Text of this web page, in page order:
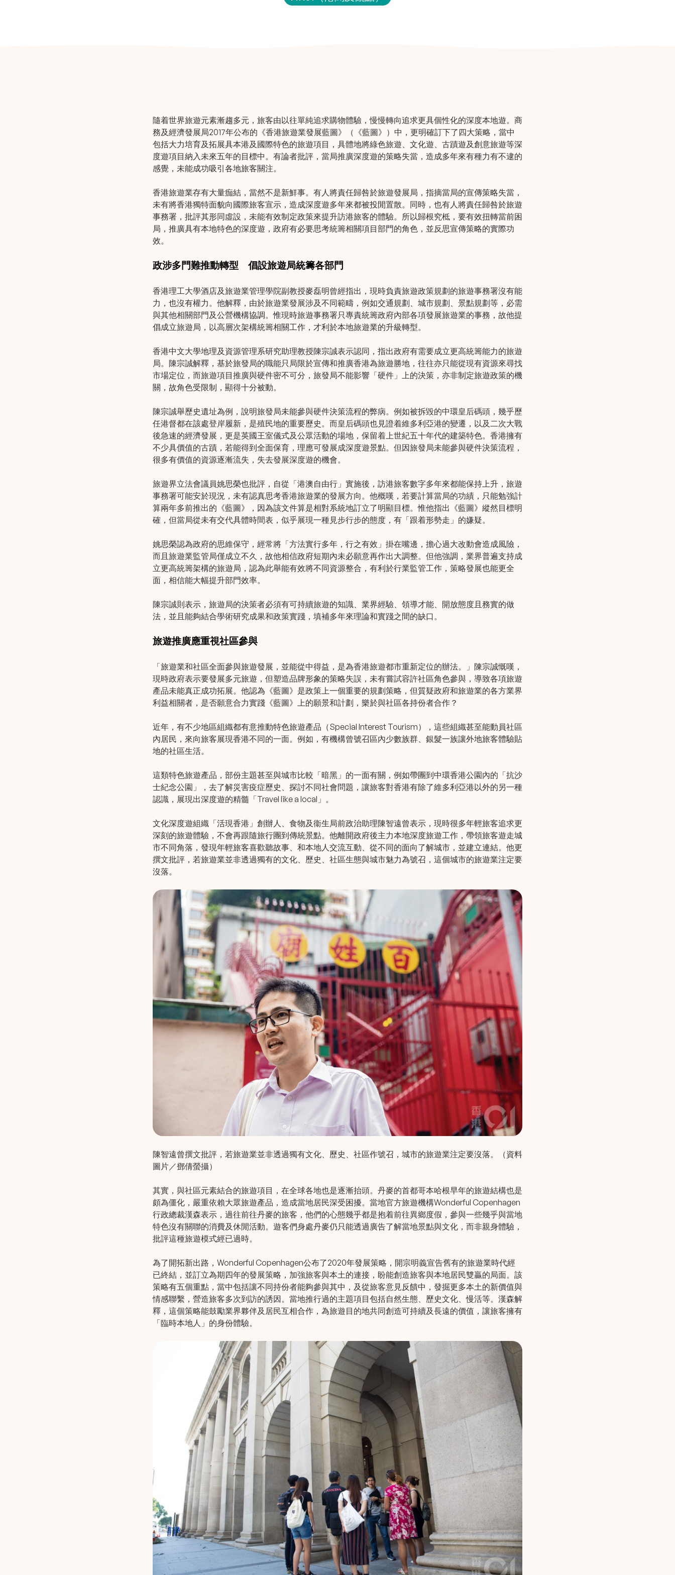
隨着世界旅遊元素漸趨多元，旅客由以往單純追求購物體驗，慢慢轉向追求更具個性化的深度本地遊。商
務及經濟發展局2017年公布的《香港旅遊業發展藍圖》（《藍圖》）中，更明確訂下了四大策略，當中
包括大力培育及拓展具本港及國際特色的旅遊項目，具體地將綠色旅遊、文化遊、古蹟遊及創意旅遊等深
度遊項目納入未來五年的目標中。有論者批評，當局推廣深度遊的策略失當，造成多年來有種力有不逮的
感覺，未能成功吸引各地旅客關注。
香港旅遊業存有大量痂結，當然不是新鮮事。有人將責任歸咎於旅遊發展局，指摘當局的宣傳策略失當，
未有將香港獨特面貌向國際旅客宣示，造成深度遊多年來都被投閒置散。同時，也有人將責任歸咎於旅遊
事務署，批評其形同虛設，未能有效制定政策來提升訪港旅客的體驗。所以歸根究柢，要有效扭轉當前困
局，推廣具有本地特色的深度遊，政府有必要思考統籌相關項目部門的角色，並反思宣傳策略的實際功
效。
政涉多門難推動轉型 倡設旅遊局統籌各部門
香港理工大學酒店及旅遊業管理學院副教授麥磊明曾經指出，現時負責旅遊政策規劃的旅遊事務署沒有能
力，也沒有權力。他解釋，由於旅遊業發展涉及不同範疇，例如交通規劃、城市規劃、景點規劃等，必需
與其他相關部門及公營機構協調。惟現時旅遊事務署只專責統籌政府內部各項發展旅遊業的事務，故他提
倡成立旅遊局，以高層次架構統籌相關工作，才利於本地旅遊業的升級轉型。
香港中文大學地理及資源管理系研究助理教授陳宗誠表示認同，指出政府有需要成立更高統籌能力的旅遊
局。陳宗誠解釋，基於旅發局的職能只局限於宣傳和推廣香港為旅遊勝地，往往亦只能從現有資源來尋找
市場定位，而旅遊項目推廣與硬件密不可分，旅發局不能影響「硬件」上的決策，亦非制定旅遊政策的機
關，故角色受限制，顯得十分被動。
陳宗誠舉歷史遺址為例，說明旅發局未能參與硬件決策流程的弊病。例如被拆毀的中環皇后碼頭，幾乎歷
任港督都在該處登岸履新，是殖民地的重要歷史。而皇后碼頭也見證着維多利亞港的變遷，以及二次大戰
後急速的經濟發展，更是英國王室儀式及公眾活動的場地，保留着上世紀五十年代的建築特色。香港擁有
不少具價值的古蹟，若能得到全面保育，理應可發展成深度遊景點。但因旅發局未能參與硬件決策流程，
很多有價值的資源逐漸流失，失去發展深度遊的機會。
旅遊界立法會議員姚思榮也批評，自從「港澳自由行」實施後，訪港旅客數字多年來都能保持上升，旅遊
事務署可能安於現況，未有認真思考香港旅遊業的發展方向。他概嘆，若要計算當局的功績，只能勉強計
算兩年多前推出的《藍圖》，因為該文件算是相對系統地訂立了明顯目標。惟他指出《藍圖》縱然目標明
確，但當局從未有交代具體時間表，似乎展現一種見步行步的態度，有「跟着形勢走」的嫌疑。
姚思榮認為政府的思維保守，經常將「方法實行多年，行之有效」掛在嘴邊，擔心過大改動會造成風險，
而且旅遊業監管局僅成立不久，故他相信政府短期內未必願意再作出大調整。但他強調，業界普遍支持成
立更高統籌架構的旅遊局，認為此舉能有效將不同資源整合，有利於行業監管工作，策略發展也能更全
面，相信能大幅提升部門效率。
陳宗誠則表示，旅遊局的決策者必須有可持續旅遊的知識、業界經驗、領導才能、開放態度且務實的做
法，並且能夠結合學術研究成果和政策實踐，填補多年來理論和實踐之間的缺口。
旅遊推廣應重視社區參與
「旅遊業和社區全面參與旅遊發展，並能從中得益，是為香港旅遊都市重新定位的辦法。」陳宗誠慨嘆，
現時政府表示要發展多元旅遊，但塑造品牌形象的策略失誤，未有嘗試容許社區角色參與，導致各項旅遊
產品未能真正成功拓展。他認為《藍圖》是政策上一個重要的規劃策略，但質疑政府和旅遊業的各方業界
利益相關者，是否願意合力實踐《藍圖》上的願景和計劃，樂於與社區各持份者合作？
近年，有不少地區組織都有意推動特色旅遊產品（Special Interest Tourism），這些組織甚至能動員社區
內居民，來向旅客展現香港不同的一面。例如，有機構曾號召區內少數族群、銀髮一族讓外地旅客體驗貼
地的社區生活。
這類特色旅遊產品，部份主題甚至與城市比較「暗黑」的一面有關，例如帶團到中環香港公園內的「抗沙
士紀念公園」，去了解災害疫症歷史、探討不同社會問題，讓旅客對香港有除了維多利亞港以外的另一種
認識，展現出深度遊的精髓「Travel like a local」。
文化深度遊組織「活現香港 」創辦人、食物及衞生局前政治助理陳智遠曾表示，現時很多年輕旅客追求更
深刻的旅遊體驗，不會再跟隨旅行團到傳統景點。他離開政府後主力本地深度旅遊工作，帶領旅客遊走城
市不同角落，發現年輕旅客喜歡聽故事、和本地人交流互動、從不同的面向了解城市，並建立連結。他更
撰文批評，若旅遊業並非透過獨有的文化、歷史、社區生態與城市魅力為號召，這個城市的旅遊業注定要
沒落。
陳智遠曾撰文批評，若旅遊業並非透過獨有文化、歷史、社區作號召，城市的旅遊業注定要沒落。（資料
圖片／鄧倩螢攝）
其實，與社區元素結合的旅遊項目，在全球各地也是逐漸抬頭。丹麥的首都哥本哈根早年的旅遊結構也是
頗為僵化，嚴重依賴大眾旅遊產品，造成當地居民深受困擾。當地官方旅遊機構Wonderful Copenhagen
行政總裁漢森表示，過往前往丹麥的旅客，他們的心態幾乎都是抱着前往異鄉度假，參與一些幾乎與當地
特色沒有關聯的消費及休閒活動。遊客們身處丹麥仍只能透過廣告了解當地景點與文化，而非親身體驗，
批評這種旅遊模式經已過時。
為了開拓新出路，Wonderful Copenhagen公布了2020年發展策略，開宗明義宣告舊有的旅遊業時代經
已終結，並訂立為期四年的發展策略，加強旅客與本土的連接，盼能創造旅客與本地居民雙贏的局面。該
策略有五個重點，當中包括讓不同持份者能夠參與其中，及從旅客意見反饋中，發掘更多本土的新價值與
情感聯繫，營造旅客多次到訪的誘因。當地推行過的主題項目包括自然生態、歷史文化、慢活等。漢森解
釋，這個策略能鼓勵業界夥伴及居民互相合作，為旅遊目的地共同創造可持續及長遠的價值，讓旅客擁有
「臨時本地人」的身份體驗。